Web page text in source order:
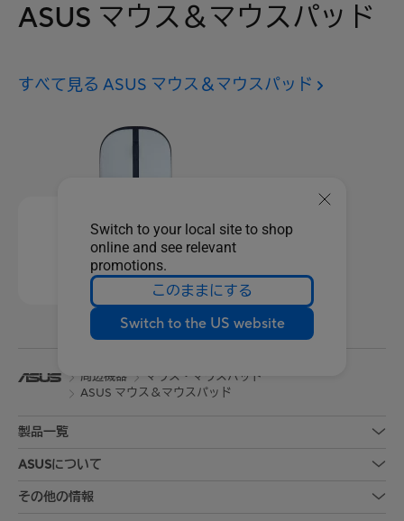
Switch to your local site to shop
online and see relevant
promotions.
このままにする
Switch to the US website
ASUS マウス＆マウスパッド
すべて見る ASUS マウス＆マウスパッド
周辺機器
マウス・マウスパッド
ASUS マウス＆マウスパッド
製品一覧
ASUSについて
その他の情報